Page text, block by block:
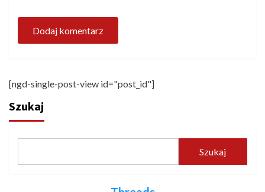
[ngd-single-post-view id="post_id"]
Szukaj
Szukaj